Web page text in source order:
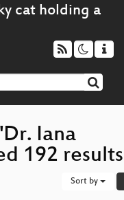
Iana
192 results
Sort by